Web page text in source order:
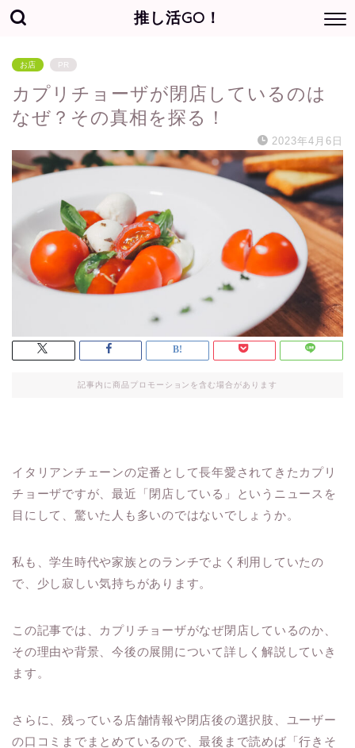
推し活GO！
お店 PR
カプリチョーザが閉店しているのは
なぜ？その真相を探る！
2023年4月6日
記事内に商品プロモーションを含む場合があります
イタリアンチェーンの定番として長年愛されてきたカプリ
チョーザですが、最近「閉店している」というニュースを
目にして、驚いた人も多いのではないでしょうか。
私も、学生時代や家族とのランチでよく利用していたの
で、少し寂しい気持ちがあります。
この記事では、カプリチョーザがなぜ閉店しているのか、
その理由や背景、今後の展開について詳しく解説していき
ます。
さらに、残っている店舗情報や閉店後の選択肢、ユーザー
の口コミまでまとめているので、最後まで読めば「行きそ